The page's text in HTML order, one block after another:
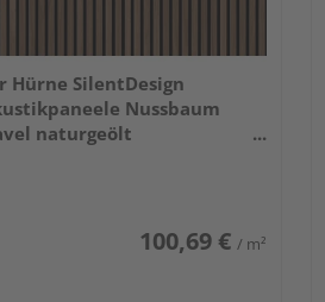
Hürne SilentDesign
Nussbaum
naturgeölt
100,69 € / m²